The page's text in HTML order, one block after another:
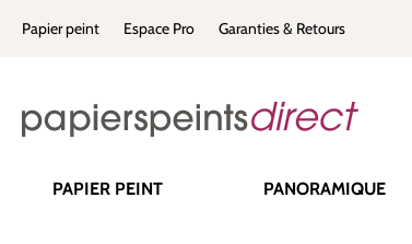
Passer à la navigation principale
Papier peint Espace Pro Garanties & Retours
PAPIER PEINT PANORAMIQUE